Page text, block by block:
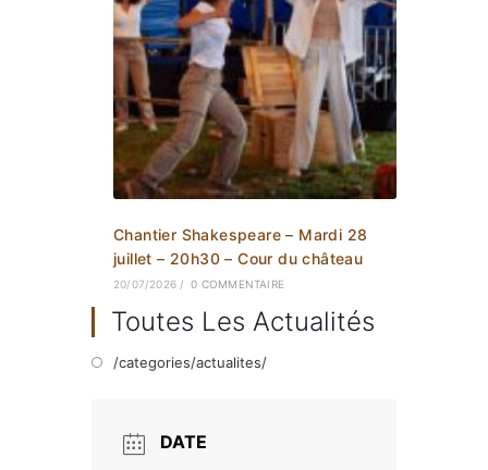
Chantier Shakespeare – Mardi 28
juillet – 20h30 – Cour du château
20/07/2026 / 0 COMMENTAIRE
Toutes Les Actualités
/categories/actualites/
DATE